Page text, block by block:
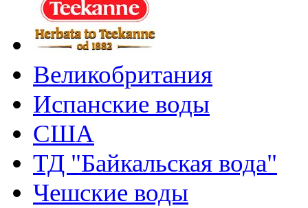
Великобритания
Испанские воды
США
ТД "Байкальская вода"
Чешские воды